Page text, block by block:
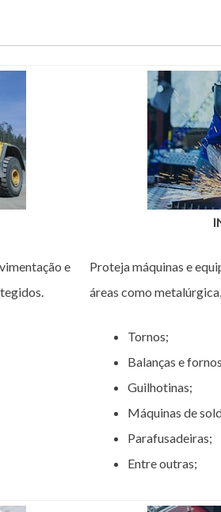
e
Proteja máquinas e
áreas como
Tornos;
Balanças e
Guilhotinas;
Máquinas de
Parafusadeiras;
Entre outras;